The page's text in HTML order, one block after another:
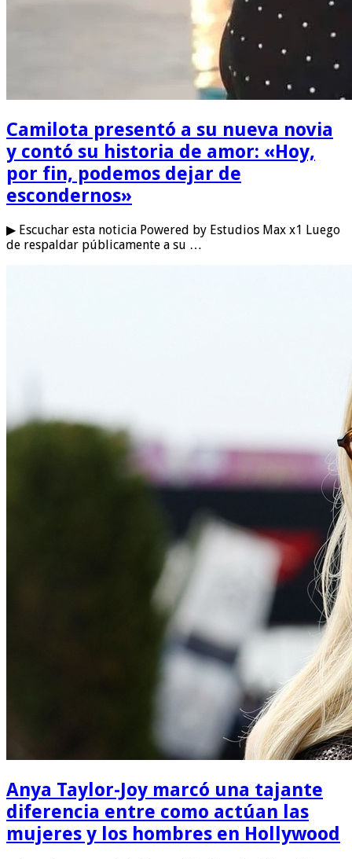
Camilota presentó a su nueva novia
y contó su historia de amor: «Hoy,
por fin, podemos dejar de
escondernos»
▶ Escuchar esta noticia Powered by Estudios Max x1 Luego
de respaldar públicamente a su …
Anya Taylor-Joy marcó una tajante
diferencia entre como actúan las
mujeres y los hombres en Hollywood